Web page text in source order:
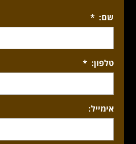
שם: *
טלפון: *
אימייל: